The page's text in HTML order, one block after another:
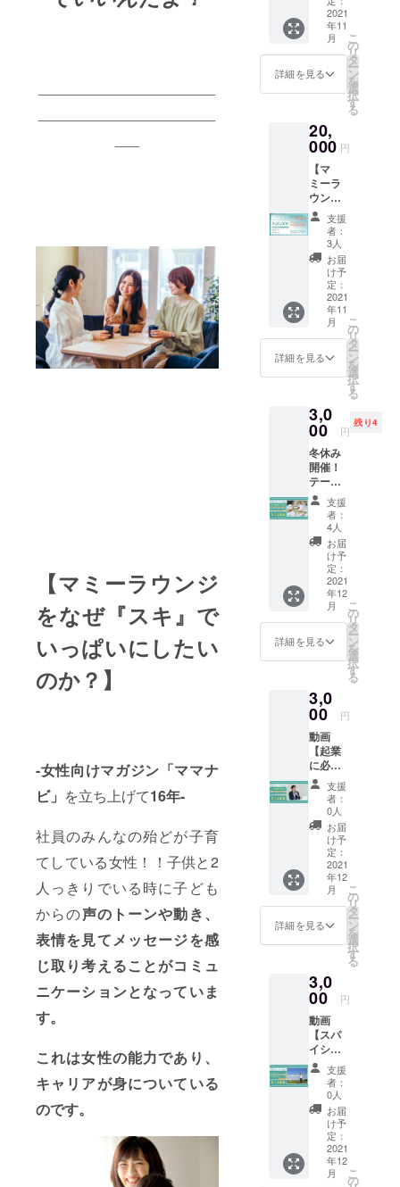
【マミーラウンジ
をなぜ『スキ』で
いっぱいにしたい
のか？】
-女性向けマガジン「ママナ
ビ」 を立ち上げて16年-
社員のみんなの殆どが子育
てしている女性！！子供と2
人っきりでいる時に子ども
からの声のトーンや動き、
表情を見てメッセージを感
じ取り考えることがコミュ
ニケーションとなっていま
す。
これは女性の能力であり、
キャリアが身についている
のです。
てして
ても邪
魔にな
らない
デザイ
ンも提
けま
す。 ⬜︎
アイ
ラッ
シュ
&Class
y 現
在、
オープ
ン準備
中。開
店次第
こちら
でもご
利用い
ます。
ご予約
ご来店
をおす
すめし
ており
ます。
※託児ご
予約必
須で
す。 ・
有効期
限：
2021年
11月16
日〜
4月30日
（日祝
を除
受け渡
し方
法：来
店時に
お名前
をお伺
いいた
しま
す。店
頭にて
商品券
をお渡
しいた
しま
す。
ゼー
ション
サロン
&Class
y
vi.tv/se
rvices/r
n-salon/
揉み
ほぐ
し、
フェイ
シャル
エス
テ、産
後の骨
盤矯正
などを
中心に
ます。
⬜︎ネイル
y
https://
www.m
amana
vi.tv/se
rvices/
nail-
salon/
子育
てして
ても邪
魔にな
らない
ような
デザイ
案して
いただ
アイ
ラッ
シュ
&Class
y 現
在、
オープ
ン準備
中。開
店次第
こちら
でもご
利用い
ただけ
をして
からの
をおす
すめし
ており
ます。
※託児ご
予約必
須で
す。 ・
有効期
限：
2021年
11月16
日〜
2022年
4月30日
す。 ⬜︎
リラク
ゼー
ション
サロン
www.m
amana
vi.tv/se
rvices/r
elaxatio
n-salon/
揉み
ほぐ
し、
フェイ
シャル
エス
テ、産
後の骨
盤矯正
などを
中心に
サロン
&Class
https://
www.m
amana
vi.tv/se
rvices/
nail-
salon/
子育
てして
ても邪
魔にな
らない
デザイ
ンも提
けま
す。 ⬜︎
アイ
ラッ
シュ
&Class
y 現
在、
オープ
ン準備
中。開
店次第
こちら
でもご
利用い
ます。
ご予約
ご来店
をおす
すめし
ており
ます。
※託児ご
予約必
須で
す。 ・
有効期
限：
2021年
11月16
日〜
リンク4
杯】
⬜︎ママ
Navi親
子カ
フェ
W18
www.m
amana
vi.tv/se
rvices/
cafe
ラン
チ、ド
リン
ク、パ
フェな
どが楽
しめま
す。 ⬜︎
リラク
ゼー
ション
サロン
www.m
amana
vi.tv/se
rvices/r
elaxatio
n-salon/
揉み
ほぐ
し、
フェイ
シャル
エス
テ、産
後の骨
盤矯正
などを
中心に
サロン
&Class
https://
www.m
amana
vi.tv/se
rvices/
nail-
salon/
子育
てして
ても邪
魔にな
らない
デザイ
ンも提
けま
す。 ⬜︎
アイ
ラッ
シュ
&Class
y 現
在、
オープ
ン準備
中。開
店次第
こちら
でもご
2021
年11
月
詳細を見る
こ
の
リ
タ
ー
ン
を
選
択
す
る
20,
000 円
【マ
ミーラ
ウンジ
全店舗
で使え
る商品
券&親子
カフェ
W18ド
リンク5
杯】
⬜︎ママ
Navi親
子カ
フェ
W18
www.m
amana
vi.tv/se
rvices/
cafe
ラン
チ、ド
リン
ク、パ
フェな
どが楽
しめま
す。 ⬜︎
リラク
ゼー
ション
サロン
www.m
amana
vi.tv/se
rvices/r
elaxatio
n-salon/
揉み
ほぐ
し、
フェイ
シャル
エス
テ、産
後の骨
盤矯正
などを
中心に
サロン
&Class
https://
www.m
amana
vi.tv/se
rvices/
nail-
salon/
子育
てして
ても邪
魔にな
らない
支援
者：
3人
お届
け予
定：
2021
年11
月
詳細を見る
こ
の
リ
タ
ー
ン
を
選
択
す
る
3,0
00 円
残り4
冬休み
開催！
テーブ
ルマ
ナー講
習会。
【親子
で楽し
むテー
ブルマ
ナー】
ランチ&
ワイン
（お子
様はぶ
どう
ス）付
き。
12月２
回開催
予定。
開催1ヶ
月前に
日程お
知らせ
いたし
ます。
「マ
マNavi
親子カ
フェ
w18」
にて、
クを使
いコー
ス料理
のテー
ブルマ
ナーを
学べま
す。 大
人の方
へは、
ワイン
を。子
どもさ
んには
ぶどう
支援
者：
4人
お届
け予
定：
2021
年12
月
詳細を見る
こ
の
リ
タ
ー
ン
を
選
択
す
る
3,0
00 円
動画
【起業
に必要
なお金
の話セ
ナー】
起業家
のサ
ポート
を多く
されて
いる
コーチ
型税理
田が
「起業
を考え
ている
が不
安」と
思って
いるあ
なたへ
わかり
やすく
お伝え
しま
す。 お
金のこ
支援
者：
0人
お届
け予
定：
2021
年12
月
詳細を見る
こ
の
リ
タ
ー
ン
を
選
択
す
る
3,0
00 円
動画
【スパ
イシー
カレー
レシピ&
農家経
営者が
語る食
育動画2
本】
スイパ
イシー
支援
者：
0人
お届
け予
定：
2021
年12
月
こ
の